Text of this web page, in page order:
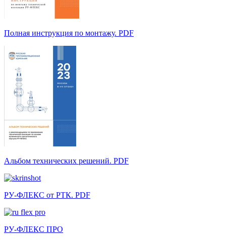
Полная инструкция по монтажу. PDF
Альбом технических решений. PDF
РУ-ФЛЕКС от РТК. PDF
РУ-ФЛЕКС ПРО